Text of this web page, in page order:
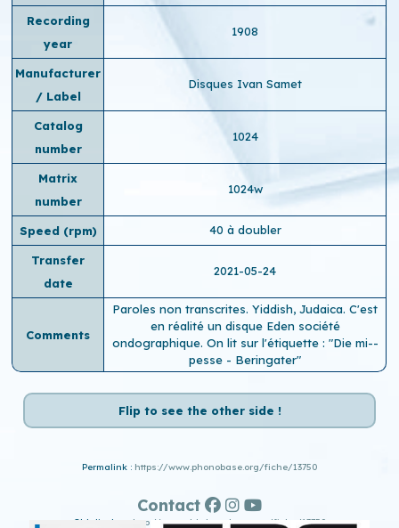
Recording
year
1908
Manufacturer
/ Label
Disques Ivan Samet
Catalog
number
1024
Matrix
number
1024w
Speed ​​(rpm) 40 à doubler
Transfer
date
2021-05-24
Comments
Paroles non transcrites. Yiddish, Judaica. C'est
en réalité un disque Eden société
ondographique. On lit sur l'étiquette : "Die mi--
pesse - Beringater"
Flip to see the other side !
Permalink : https://www.phonobase.org/fiche/13750
Old display : http://www.old.phonobase.org/fiche/13750
Contact